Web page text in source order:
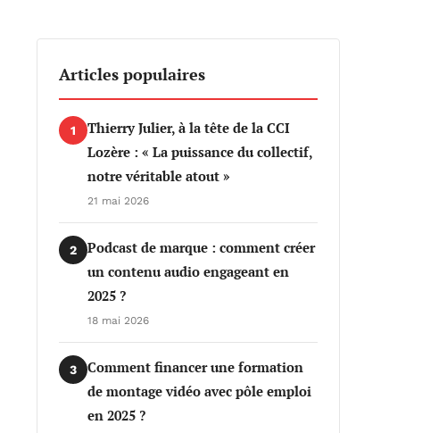
Articles populaires
1
Thierry Julier, à la tête de la CCI
Lozère : « La puissance du collectif,
notre véritable atout »
21 mai 2026
2
Podcast de marque : comment créer
un contenu audio engageant en
2025 ?
18 mai 2026
3
Comment financer une formation
de montage vidéo avec pôle emploi
en 2025 ?